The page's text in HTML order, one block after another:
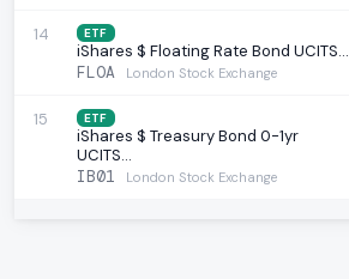
14 ETF
iShares $ Floating Rate Bond UCITS…
FLOA
London Stock Exchange
15 ETF
iShares $ Treasury Bond 0-1yr
UCITS…
IB01
London Stock Exchange